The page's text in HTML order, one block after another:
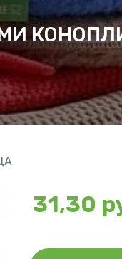
31,30